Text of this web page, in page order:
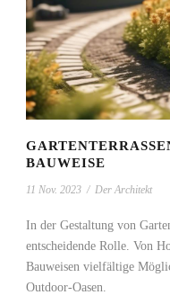
BAUWEISE
11 Nov. 2023 / Der Architekt
In der Gestaltung von
entscheidende Rolle. Von
Bauweisen vielfältige
Outdoor-Oasen.